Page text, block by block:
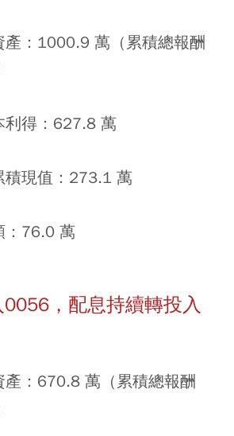
產：1000.9 萬（累積總報酬
利得：627.8 萬
積現值：273.1 萬
：76.0 萬
，配息持續轉投入
產：670.8 萬（累積總報酬